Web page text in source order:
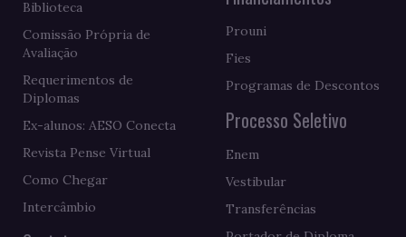
Biblioteca
Comissão Própria de
Avaliação
Requerimentos de
Diplomas
Ex-alunos: AESO Conecta
Revista Pense Virtual
Como Chegar
Intercâmbio
Prouni
Fies
Programas de Descontos
Processo Seletivo
Enem
Vestibular
Transferências